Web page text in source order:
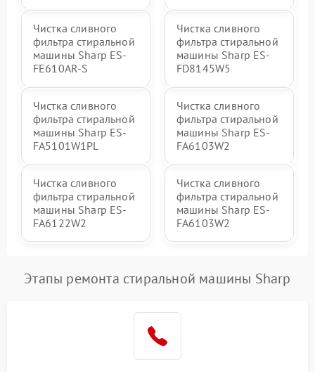
Чистка сливного
фильтра стиральной
машины Sharp ES-
FE610AR-S
Чистка сливного
фильтра стиральной
машины Sharp ES-
FD8145W5
Чистка сливного
фильтра стиральной
машины Sharp ES-
FA5101W1PL
Чистка сливного
фильтра стиральной
машины Sharp ES-
FA6103W2
Чистка сливного
фильтра стиральной
машины Sharp ES-
FA6122W2
Чистка сливного
фильтра стиральной
машины Sharp ES-
FA6103W2
Этапы ремонта стиральной машины Sharp